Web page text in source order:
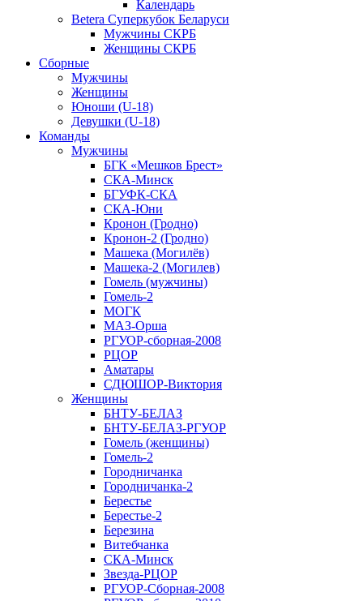
Календарь
Betera Суперкубок Беларуси
Мужчины СКРБ
Женщины СКРБ
Сборные
Мужчины
Женщины
Юноши (U-18)
Девушки (U-18)
Команды
Мужчины
БГК «Мешков Брест»
СКА-Минск
БГУФК-СКА
СКА-Юни
Кронон (Гродно)
Кронон-2 (Гродно)
Машека (Могилёв)
Машека-2 (Могилев)
Гомель (мужчины)
Гомель-2
МОГК
МАЗ-Орша
РГУОР-сборная-2008
РЦОР
Аматары
СДЮШОР-Виктория
Женщины
БНТУ-БЕЛАЗ
БНТУ-БЕЛАЗ-РГУОР
Гомель (женщины)
Гомель-2
Городничанка
Городничанка-2
Берестье
Берестье-2
Березина
Витебчанка
СКА-Минск
Звезда-РЦОР
РГУОР-Сборная-2008